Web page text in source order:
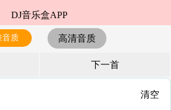
DJ音乐盒APP
音质 高清音质
下一首
清空